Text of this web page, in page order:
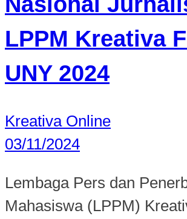
LPPM Kreativa
UNY 2024
Kreativa Online
03/11/2024
Lembaga Pers dan
Mahasiswa (LPPM)